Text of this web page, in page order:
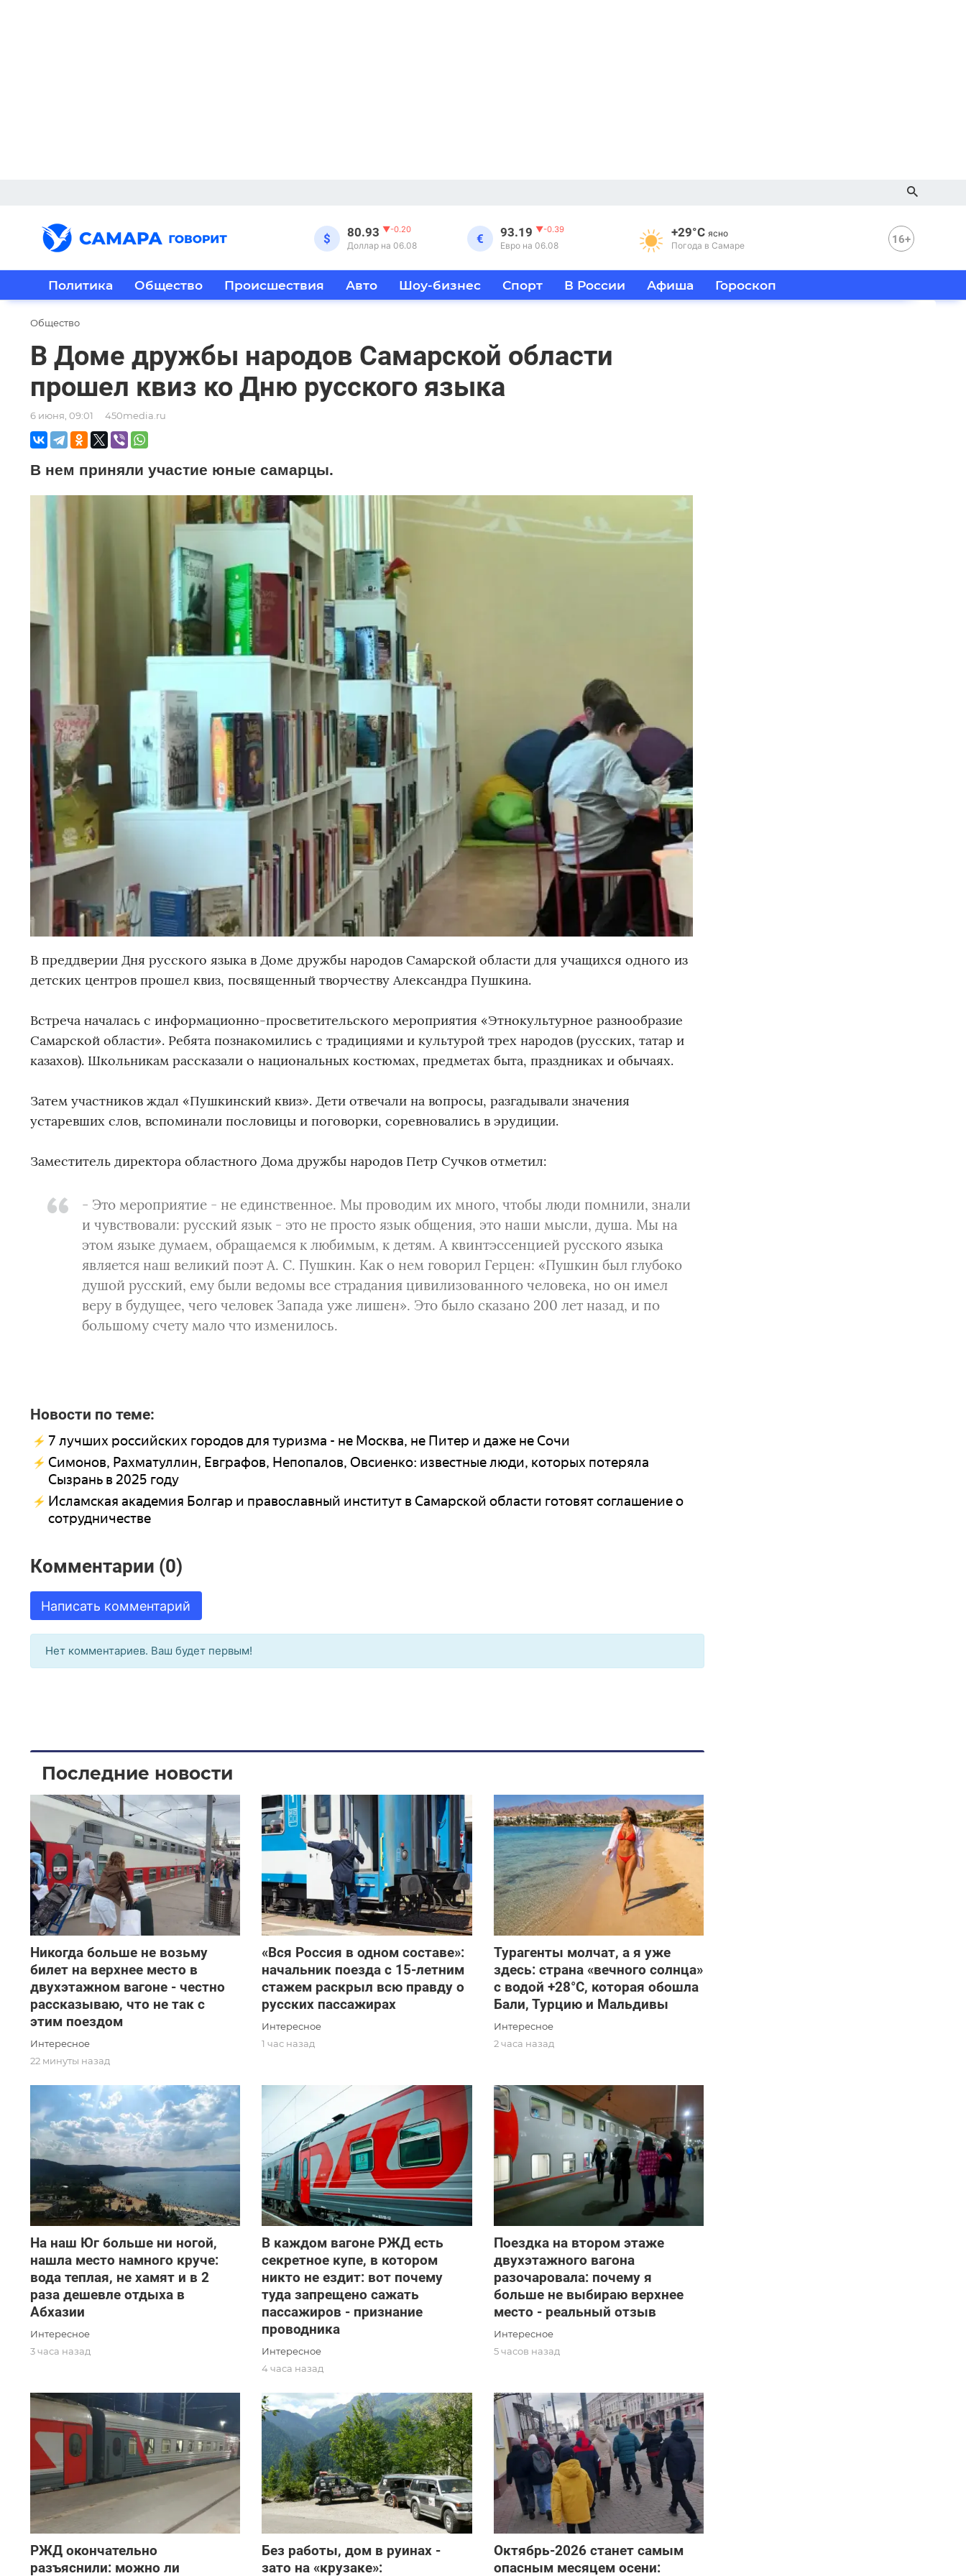
$ 80.93 ▼-0.20
Доллар на 06.08 € 93.19 ▼-0.39
Евро на 06.08
+29°C ясно
Погода в Самаре
16+
Политика Общество Происшествия Авто Шоу-бизнес Спорт В России Афиша Гороскоп
Общество
В Доме дружбы народов Самарской области
прошел квиз ко Дню русского языка
6 июня, 09:01 450media.ru
В нем приняли участие юные самарцы.
В преддверии Дня русского языка в Доме дружбы народов Самарской области для учащихся одного из
детских центров прошел квиз, посвященный творчеству Александра Пушкина.
Встреча началась с информационно-просветительского мероприятия «Этнокультурное разнообразие
Самарской области». Ребята познакомились с традициями и культурой трех народов (русских, татар и
казахов). Школьникам рассказали о национальных костюмах, предметах быта, праздниках и обычаях.
Затем участников ждал «Пушкинский квиз». Дети отвечали на вопросы, разгадывали значения
устаревших слов, вспоминали пословицы и поговорки, соревновались в эрудиции.
Заместитель директора областного Дома дружбы народов Петр Сучков отметил:
- Это мероприятие - не единственное. Мы проводим их много, чтобы люди помнили, знали
и чувствовали: русский язык - это не просто язык общения, это наши мысли, душа. Мы на
этом языке думаем, обращаемся к любимым, к детям. А квинтэссенцией русского языка
является наш великий поэт А. С. Пушкин. Как о нем говорил Герцен: «Пушкин был глубоко
душой русский, ему были ведомы все страдания цивилизованного человека, но он имел
веру в будущее, чего человек Запада уже лишен». Это было сказано 200 лет назад, и по
большому счету мало что изменилось.
Новости по теме:
7 лучших российских городов для туризма - не Москва, не Питер и даже не Сочи
Симонов, Рахматуллин, Евграфов, Непопалов, Овсиенко: известные люди, которых потеряла
Сызрань в 2025 году
Исламская академия Болгар и православный институт в Самарской области готовят соглашение о
сотрудничестве
Комментарии (0)
Написать комментарий
Нет комментариев. Ваш будет первым!
Последние новости
Никогда больше не возьму
билет на верхнее место в
двухэтажном вагоне - честно
рассказываю, что не так с
этим поездом
Интересное
22 минуты назад
«Вся Россия в одном составе»:
начальник поезда с 15-летним
стажем раскрыл всю правду о
русских пассажирах
Интересное
1 час назад
Турагенты молчат, а я уже
здесь: страна «вечного солнца»
с водой +28°C, которая обошла
Бали, Турцию и Мальдивы
Интересное
2 часа назад
На наш Юг больше ни ногой,
нашла место намного круче:
вода теплая, не хамят и в 2
раза дешевле отдыха в
Абхазии
Интересное
3 часа назад
В каждом вагоне РЖД есть
секретное купе, в котором
никто не ездит: вот почему
туда запрещено сажать
пассажиров - признание
проводника
Интересное
4 часа назад
Поездка на втором этаже
двухэтажного вагона
разочаровала: почему я
больше не выбираю верхнее
место - реальный отзыв
Интересное
5 часов назад
РЖД окончательно
разъяснили: можно ли
Без работы, дом в руинах -
зато на «крузаке»:
Октябрь-2026 станет самым
опасным месяцем осени: